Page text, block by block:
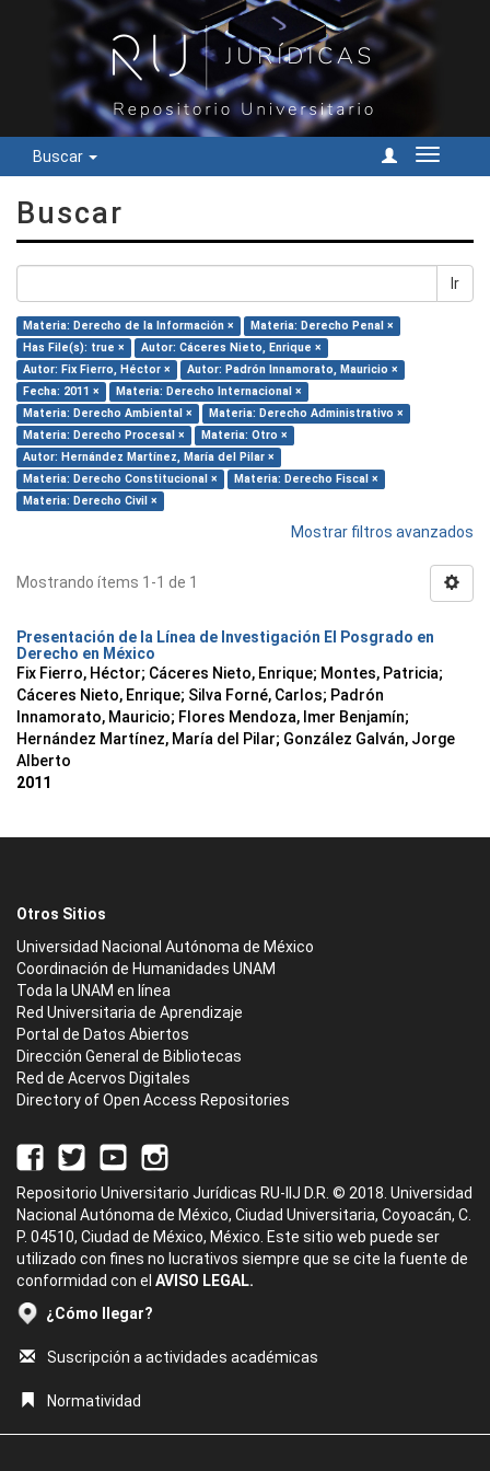
Buscar
Cambiar
Buscar
Ir
Materia: Derecho de la Información ×
Materia: Derecho Penal ×
Has File(s): true ×
Autor: Cáceres Nieto, Enrique ×
Autor: Fix Fierro, Héctor ×
Autor: Padrón Innamorato, Mauricio ×
Fecha: 2011 ×
Materia: Derecho Internacional ×
Materia: Derecho Ambiental ×
Materia: Derecho Administrativo ×
Materia: Derecho Procesal ×
Materia: Otro ×
Autor: Hernández Martínez, María del Pilar ×
Materia: Derecho Constitucional ×
Materia: Derecho Fiscal ×
Materia: Derecho Civil ×
Mostrar filtros avanzados
Mostrando ítems 1-1 de 1
Presentación de la Línea de Investigación El Posgrado en
Derecho en México
Fix Fierro, Héctor; Cáceres Nieto, Enrique; Montes, Patricia;
Cáceres Nieto, Enrique; Silva Forné, Carlos; Padrón
Innamorato, Mauricio; Flores Mendoza, Imer Benjamín;
Hernández Martínez, María del Pilar; González Galván, Jorge
Alberto
2011
Otros Sitios
Universidad Nacional Autónoma de México
Coordinación de Humanidades UNAM
Toda la UNAM en línea
Red Universitaria de Aprendizaje
Portal de Datos Abiertos
Dirección General de Bibliotecas
Red de Acervos Digitales
Directory of Open Access Repositories
Repositorio Universitario Jurídicas RU-IIJ D.R. © 2018. Universidad
Nacional Autónoma de México, Ciudad Universitaria, Coyoacán, C.
P. 04510, Ciudad de México, México. Este sitio web puede ser
utilizado con fines no lucrativos siempre que se cite la fuente de
conformidad con el AVISO LEGAL.
¿Cómo llegar?
Suscripción a actividades académicas
Normatividad